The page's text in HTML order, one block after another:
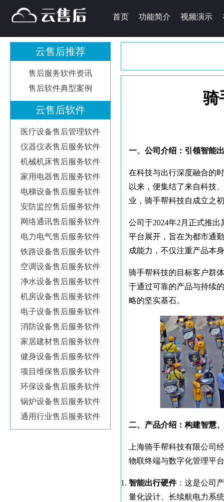
首页 功能简介 视频演示
云售后推荐
售后服务软件资讯
售后软件典型案例
云售后软件
医疗设备售后管理软件
仪器仪表售后服务软件
机械机床售后服务软件
家用电器售后服务软件
电梯设备售后服务软件
安防监控售后服务软件
网络通讯售后服务软件
电力电气售后服务软件
铁路设备售后服务软件
空调设备售后服务软件
净水设备售后服务软件
机房设备售后服务软件
电子设备售后服务软件
消防设备售后服务软件
家居建材售后服务软件
健身设备售后服务软件
项目维保售后服务软件
环保设备售后服务软件
锅炉设备售后服务软件
通用行业售后服务软件
骑
一、公司介绍：引领智能
在科技与出行深度融合的
以来，便集结了来自科技
业，骑手帮科技自成立之
公司于2024年2月正式推
平台展开，旨在为都市通
成能力，不仅注重产品本
骑手帮科技的目标客户群
于通过可靠的产品与持续
略的坚实基石。
二、产品介绍：构建智慧
上海骑手帮科技有限公司
物联终端与数字化管理平
智能出行硬件：这是公司
量化设计、长续航电力系